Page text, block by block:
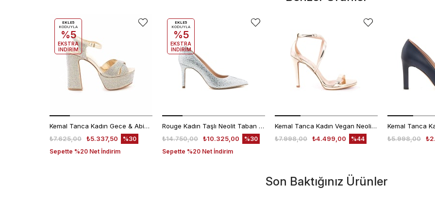
Kemal Tanca Kadın Gece & Abiye Ayakkabı 4360
₺5.337,50
₺7.625,00
Sepette %20 Net İndirim
%30
EKLE5
KODUYLA
%5
EKSTRA
İNDİRİM
Rouge Kadın Taşlı Neolit Taban Beyaz Süet Gece & Abiye Ayakkabı
₺10.325,00
₺14.750,00
Sepette %20 Net İndirim
%30
EKLE5
KODUYLA
%5
EKSTRA
İNDİRİM
Kemal Tanca Kadın Vegan Neolit Taban Rose Gece & Abiye Sandalet
₺4.499,00
₺7.998,00 %44 ₺5.998,00
Son Baktığınız Ürünler